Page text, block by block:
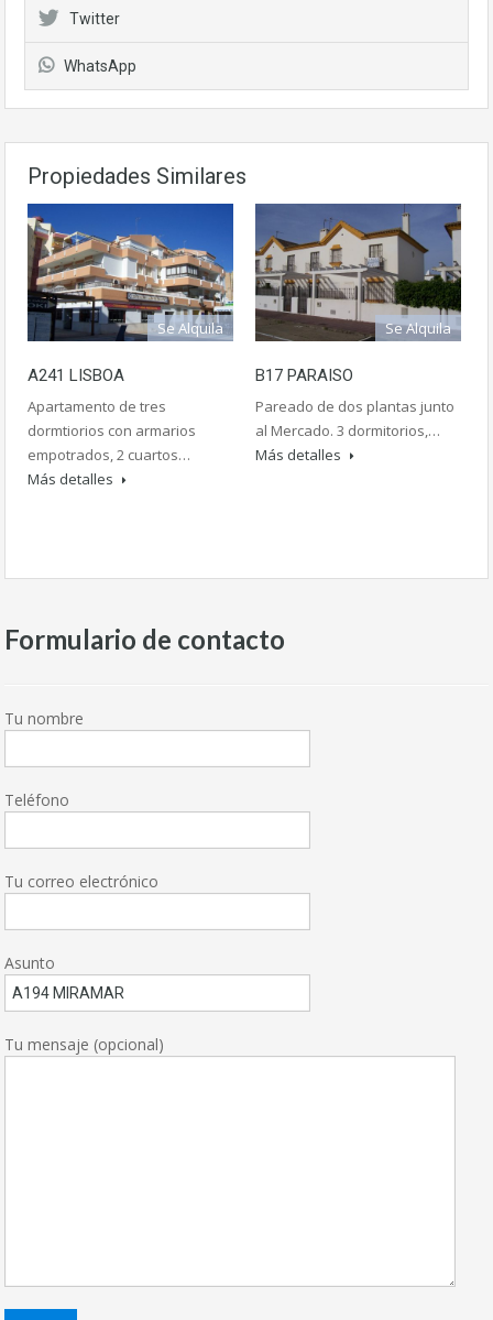
Twitter
WhatsApp
Propiedades Similares
Se Alquila
A241 LISBOA
Apartamento de tres
dormtiorios con armarios
empotrados, 2 cuartos…
Más detalles
Se Alquila
B17 PARAISO
Pareado de dos plantas junto
al Mercado. 3 dormitorios,…
Más detalles
Formulario de contacto
Tu nombre
Teléfono
Tu correo electrónico
Asunto
Tu mensaje (opcional)